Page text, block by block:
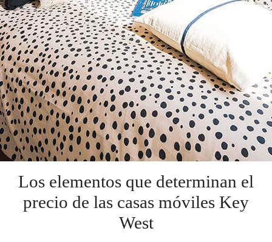
Los elementos que determinan el
precio de las casas móviles Key
West